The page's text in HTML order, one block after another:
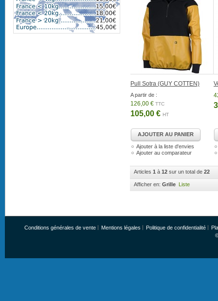
Pull Sotra (GUY COTTEN)
A partir de :
126,00 € TTC
105,00 € HT
AJOUTER AU PANIER
Ajouter à la liste d'envies
Ajouter au comparateur
Articles 1 à 12 sur un total de 22
Afficher en: Grille Liste
Conditions générales de vente Mentions légales Politique de confidentialité